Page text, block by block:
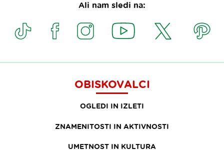
Ali nam sledi na:
OBISKOVALCI
OGLEDI IN IZLETI
ZNAMENITOSTI IN AKTIVNOSTI
UMETNOST IN KULTURA